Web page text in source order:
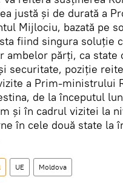
justă şi de durată a
Mijlociu, bazată pe
fiind singura soluţie
ambelor părţi, ca state
securitate, poziţie
a Prim-ministrului
de la începutul
şi în cadrul vizitei la
în cele două state la
UE Moldova